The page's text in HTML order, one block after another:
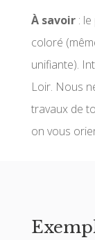
À savoir: le
coloré
unifiante).
Loir. Nous
travaux de
on vous